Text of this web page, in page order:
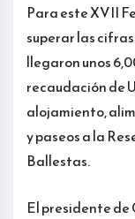
Para este XVII
superar las
llegaron unos
recaudación de
alojamiento,
y paseos a la
Ballestas.
El presidente